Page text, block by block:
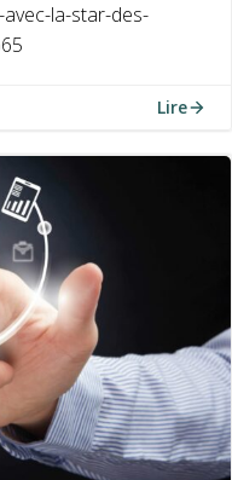
la-star-des-
Lire